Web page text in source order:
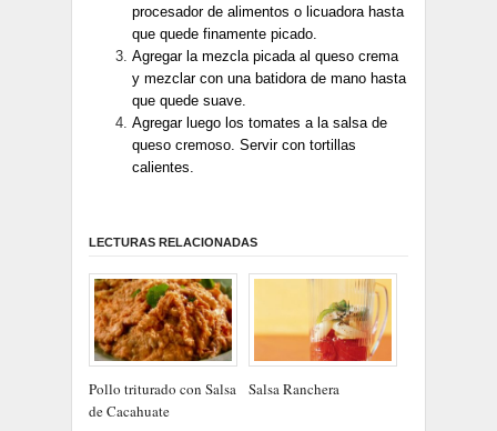
procesador de alimentos o licuadora hasta
que quede finamente picado.
Agregar la mezcla picada al queso crema
y mezclar con una batidora de mano hasta
que quede suave.
Agregar luego los tomates a la salsa de
queso cremoso. Servir con tortillas
calientes.
LECTURAS RELACIONADAS
Pollo triturado con Salsa
de Cacahuate
Salsa Ranchera